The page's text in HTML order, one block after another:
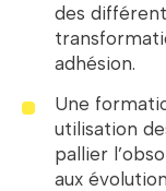
des
adhésion.
Une
utilisation
pallier
aux